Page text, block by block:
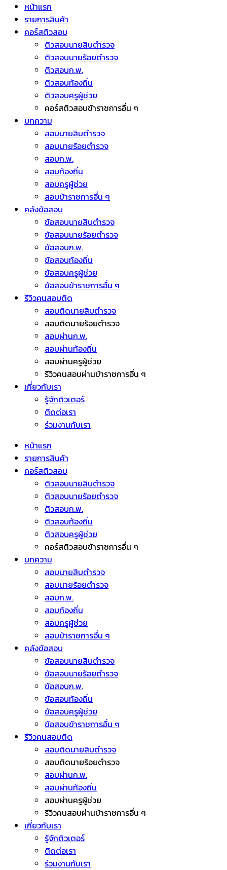
หน้าแรก
รายการสินค้า
คอร์สติวสอบ
ติวสอบนายสิบตำรวจ
ติวสอบนายร้อยตำรวจ
ติวสอบก.พ.
ติวสอบท้องถิ่น
ติวสอบครูผู้ช่วย
คอร์สติวสอบข้าราชการอื่น ๆ
บทความ
สอบนายสิบตำรวจ
สอบนายร้อยตำรวจ
สอบก.พ.
สอบท้องถิ่น
สอบครูผู้ช่วย
สอบข้าราชการอื่น ๆ
คลังข้อสอบ
ข้อสอบนายสิบตำรวจ
ข้อสอบนายร้อยตำรวจ
ข้อสอบก.พ.
ข้อสอบท้องถิ่น
ข้อสอบครูผู้ช่วย
ข้อสอบข้าราชการอื่น ๆ
รีวิวคนสอบติด
สอบติดนายสิบตำรวจ
สอบติดนายร้อยตำรวจ
สอบผ่านก.พ.
สอบผ่านท้องถิ่น
สอบผ่านครูผู้ช่วย
รีวิวคนสอบผ่านข้าราชการอื่น ๆ
เกี่ยวกับเรา
รู้จักติวเตอร์
ติดต่อเรา
ร่วมงานกับเรา
หน้าแรก
รายการสินค้า
คอร์สติวสอบ
ติวสอบนายสิบตำรวจ
ติวสอบนายร้อยตำรวจ
ติวสอบก.พ.
ติวสอบท้องถิ่น
ติวสอบครูผู้ช่วย
คอร์สติวสอบข้าราชการอื่น ๆ
บทความ
สอบนายสิบตำรวจ
สอบนายร้อยตำรวจ
สอบก.พ.
สอบท้องถิ่น
สอบครูผู้ช่วย
สอบข้าราชการอื่น ๆ
คลังข้อสอบ
ข้อสอบนายสิบตำรวจ
ข้อสอบนายร้อยตำรวจ
ข้อสอบก.พ.
ข้อสอบท้องถิ่น
ข้อสอบครูผู้ช่วย
ข้อสอบข้าราชการอื่น ๆ
รีวิวคนสอบติด
สอบติดนายสิบตำรวจ
สอบติดนายร้อยตำรวจ
สอบผ่านก.พ.
สอบผ่านท้องถิ่น
สอบผ่านครูผู้ช่วย
รีวิวคนสอบผ่านข้าราชการอื่น ๆ
เกี่ยวกับเรา
รู้จักติวเตอร์
ติดต่อเรา
ร่วมงานกับเรา